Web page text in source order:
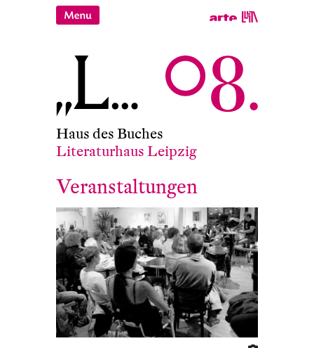
Haus des Buches
Literaturhaus Leipzig
Veranstaltungen